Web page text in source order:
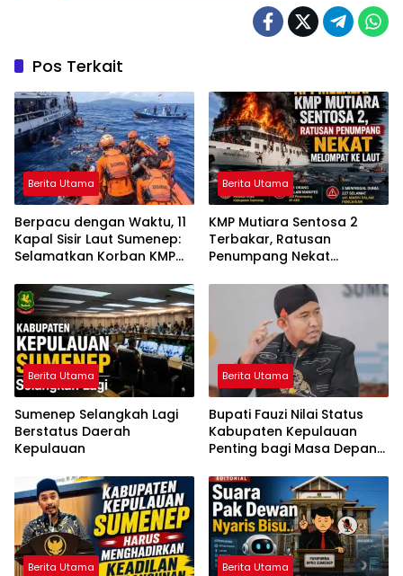
Pos Terkait
Berita Utama
Berpacu dengan Waktu, 11
Kapal Sisir Laut Sumenep:
Selamatkan Korban KMP
Berita Utama
KMP Mutiara Sentosa 2
Terbakar, Ratusan
Penumpang Nekat
Berita Utama
Sumenep Selangkah Lagi
Berstatus Daerah
Kepulauan
Berita Utama
Bupati Fauzi Nilai Status
Kabupaten Kepulauan
Penting bagi Masa Depan
Berita Utama Berita Utama